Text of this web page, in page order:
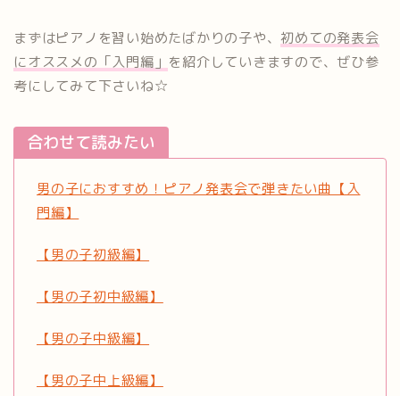
まずはピアノを習い始めたばかりの子や、初めての発表会
にオススメの「入門編」 を紹介していきますので、ぜひ参
考にしてみて下さいね☆
合わせて読みたい
男の子におすすめ！ピアノ発表会で弾きたい曲【入
門編】
【男の子初級編】
【男の子初中級編】
【男の子中級編】
【男の子中上級編】